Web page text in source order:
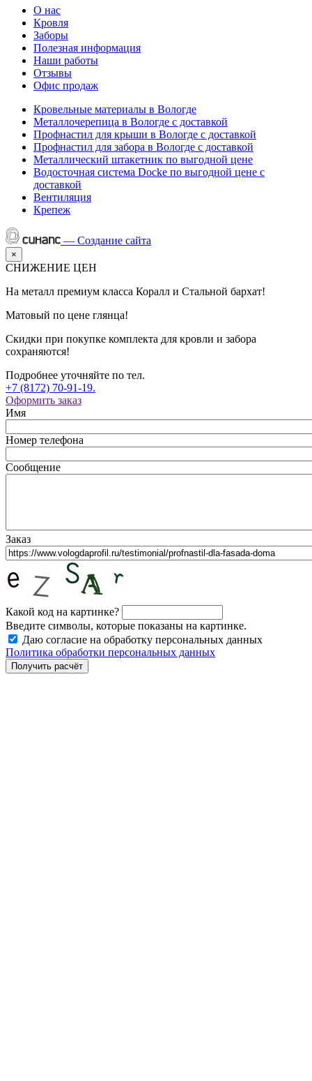
О нас
Кровля
Заборы
Полезная информация
Наши работы
Отзывы
Офис продаж
Кровельные материалы в Вологде
Металлочерепица в Вологде с доставкой
Профнастил для крыши в Вологде с доставкой
Профнастил для забора в Вологде с доставкой
Металлический штакетник по выгодной цене
Водосточная система Docke по выгодной цене с
доставкой
Вентиляция
Крепеж
— Создание сайта
×
СНИЖЕНИЕ ЦЕН
На металл премиум класса Коралл и Стальной бархат!
Матовый по цене глянца!
Скидки при покупке комплекта для кровли и забора
сохраняются!
Подробнее уточняйте по тел.
+7 (8172) 70-91-19.
Оформить заказ
Имя
Номер телефона
Сообщение
Заказ
Какой код на картинке?
Введите символы, которые показаны на картинке.
Даю согласие на обработку персональных данных
Политика обработки персональных данных